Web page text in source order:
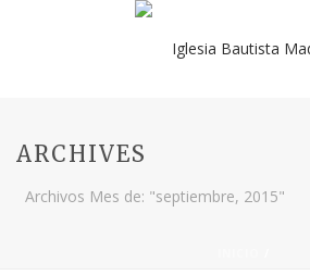
ARCHIVES
Archivos Mes de: "septiembre, 2015"